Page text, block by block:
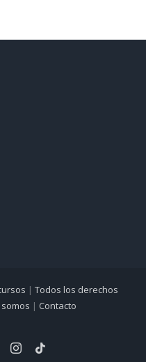
| Todos los derechos
| Contacto
Instagram
Tiktok